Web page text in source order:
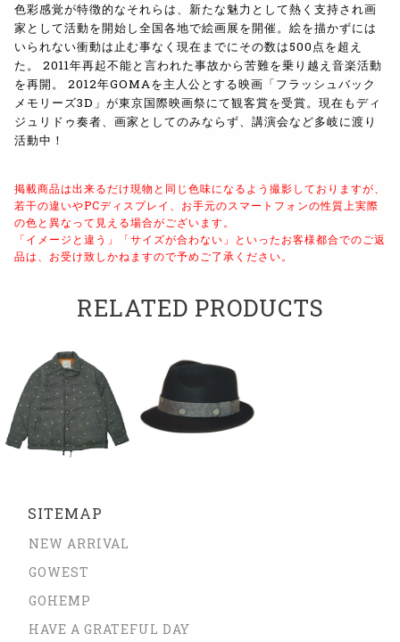
色彩感覚が特徴的なそれらは、新たな魅力として熱く支持され画
家として活動を開始し全国各地で絵画展を開催。絵を描かずには
いられない衝動は止む事なく現在までにその数は500点を超え
た。 2011年再起不能と言われた事故から苦難を乗り越え音楽活動
を再開。 2012年GOMAを主人公とする映画「フラッシュバック
メモリーズ3D」が東京国際映画祭にて観客賞を受賞。現在もディ
ジュリドゥ奏者、画家としてのみならず、講演会など多岐に渡り
活動中！
掲載商品は出来るだけ現物と同じ色味になるよう 撮影しておりますが、
若干の違いやPCディスプレイ、 お手元のスマートフォンの性質上実際
の色と異なって見える場合がございます。
「イメージと違う」「サイズが合わない」といったお客様都合でのご返
品は、 お受け致しかねますので予めご了承ください。
RELATED PRODUCTS
SITEMAP
NEW ARRIVAL
GOWEST
GOHEMP
HAVE A GRATEFUL DAY